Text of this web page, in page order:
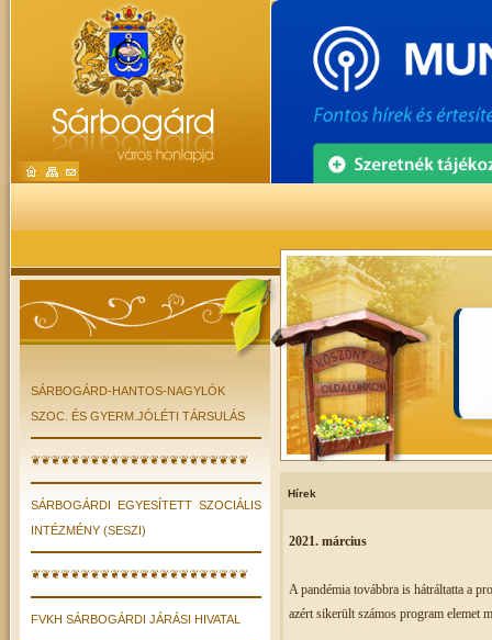
SÁRBOGÁRD-HANTOS-NAGYLÓK
SZOC. ÉS GYERM.JÓLÉTI TÁRSULÁS
❦❦❦❦❦❦❦❦❦❦❦❦❦❦❦❦❦❦❦❦❦❦
SÁRBOGÁRDI EGYESÍTETT SZOCIÁLIS
INTÉZMÉNY (SESZI)
❦❦❦❦❦❦❦❦❦❦❦❦❦❦❦❦❦❦❦❦❦❦
FVKH SÁRBOGÁRDI JÁRÁSI HIVATAL
Hírek
2021. március
A pandémia továbbra is hátráltatta a
azért sikerült számos program elemet